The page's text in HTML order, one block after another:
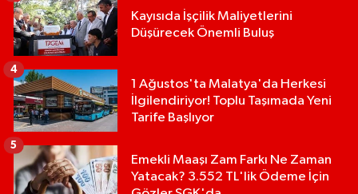
Kayısıda İşçilik Maliyetlerini
Düşürecek Önemli Buluş
1 Ağustos'ta Malatya'da Herkesi
İlgilendiriyor! Toplu Taşımada Yeni
Tarife Başlıyor
4
Emekli Maaşı Zam Farkı Ne Zaman
Yatacak? 3.552 TL'lik Ödeme İçin
5